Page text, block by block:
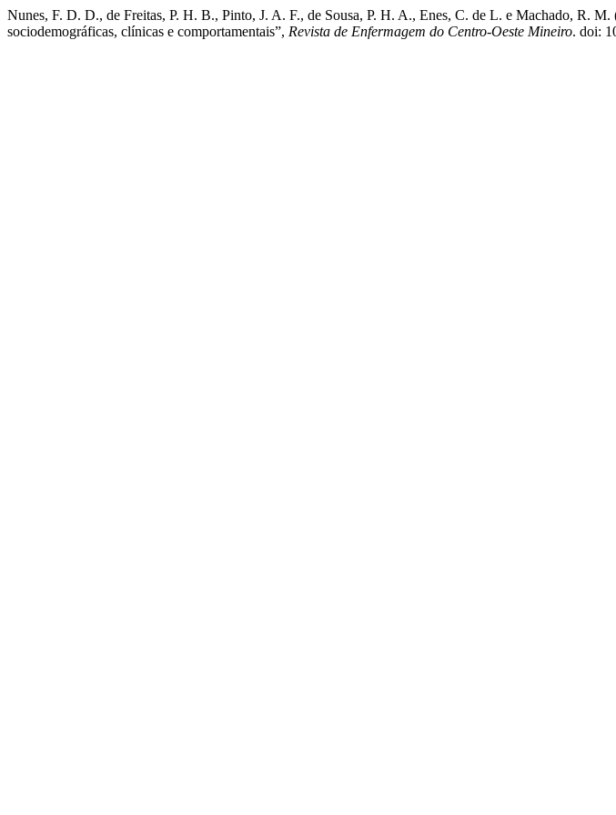
Nunes, F. D. D., de Freitas, P. H. B., Pinto, J. A. F., de Sousa, P. H. A., Enes, C. de L. e Machado, R.
sociodemográficas, clínicas e comportamentais”, Revista de Enfermagem do Centro-Oeste Mineiro. doi: